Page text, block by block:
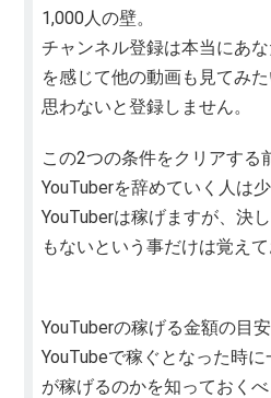
1,000人の壁。
チャンネル登録は本当にあ
を感じて他の動画も見てみ
思わないと登録しません。
この2つの条件をクリアする
YouTuberを辞めていく人は
YouTuberは稼げますが、決
もないという事だけは覚えて
YouTuberの稼げる金額の目安
YouTubeで稼ぐとなった時
が稼げるのかを知っておくべ